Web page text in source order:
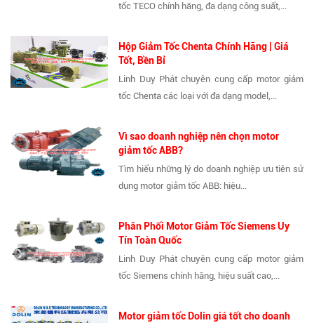
tốc TECO chính hãng, đa dạng công suất,...
Hộp Giảm Tốc Chenta Chính Hãng | Giá
Tốt, Bền Bỉ
Linh Duy Phát chuyên cung cấp motor giảm
tốc Chenta các loại với đa dạng model,...
Vì sao doanh nghiệp nên chọn motor
giảm tốc ABB?
Tìm hiểu những lý do doanh nghiệp ưu tiên sử
dụng motor giảm tốc ABB: hiệu...
Phân Phối Motor Giảm Tốc Siemens Uy
Tín Toàn Quốc
Linh Duy Phát chuyên cung cấp motor giảm
tốc Siemens chính hãng, hiệu suất cao,...
Motor giảm tốc Dolin giá tốt cho doanh